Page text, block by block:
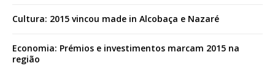
Cultura: 2015 vincou made in Alcobaça e Nazaré
Economia: Prémios e investimentos marcam 2015 na
região